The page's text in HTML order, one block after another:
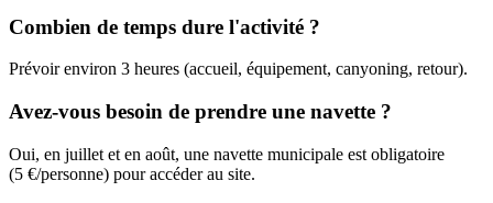
Combien de temps dure l'activité ?
Prévoir environ 3 heures (accueil, équipement, canyoning, retour).
Avez-vous besoin de prendre une navette ?
Oui, en juillet et en août, une navette municipale est obligatoire
(5 €/personne) pour accéder au site.